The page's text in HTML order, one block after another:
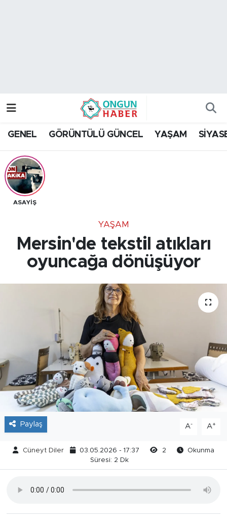
GENEL GÖRÜNTÜLÜ GÜNCEL YAŞAM
ASAYİŞ
YAŞAM
Mersin'de tekstil atıkları
oyuncağa dönüşüyor
Paylaş A- A+
Cüneyt Diler 03.05.2026 - 17:37 2
Okunma
Süresi: 2 Dk
Trafik Durumu
Tüm Manşetler
Son Dakika Haberleri